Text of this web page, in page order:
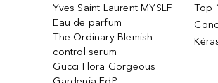
Yves Saint Laurent MYSLF
Eau de parfum
The Ordinary Blemish
control serum
Gucci Flora Gorgeous
Top